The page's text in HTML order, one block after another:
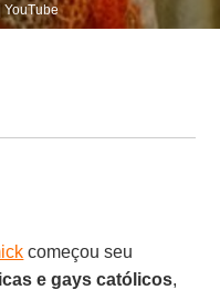
YouTube
começou seu
e gays católicos,